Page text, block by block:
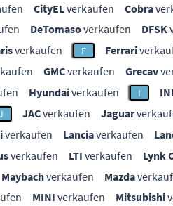
CityELverkaufen Cobra
DeTomasoverkaufen DFSK
verkaufen F Ferrari
GMCverkaufen Grecav
Hyundaiverkaufen I
JACverkaufen Jaguar
verkaufen Lanciaverkaufen
verkaufen LTI verkaufen Lynk
Maybachverkaufen Mazda
MINI verkaufen Mitsubishi